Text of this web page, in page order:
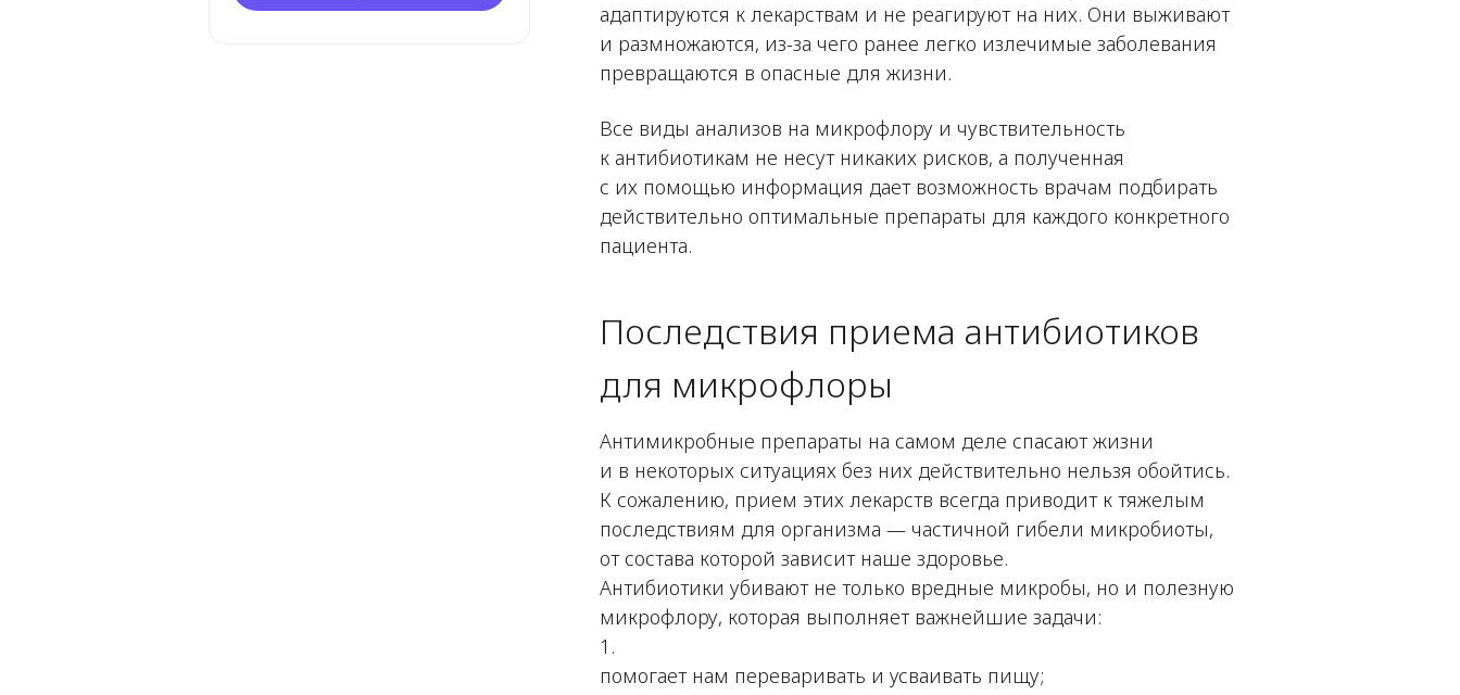
адаптируются к лекарствам и не реагируют на них. Они выживают
и размножаются, из-за чего ранее легко излечимые заболевания
превращаются в опасные для жизни.
Все виды анализов на микрофлору и чувствительность
к антибиотикам не несут никаких рисков, а полученная
с их помощью информация дает возможность врачам подбирать
действительно оптимальные препараты для каждого конкретного
пациента.
Последствия приема антибиотиков
для микрофлоры
Антимикробные препараты на самом деле спасают жизни
и в некоторых ситуациях без них действительно нельзя обойтись.
К сожалению, прием этих лекарств всегда приводит к тяжелым
последствиям для организма — частичной гибели микробиоты,
от состава которой зависит наше здоровье.
Антибиотики убивают не только вредные микробы, но и полезную
микрофлору, которая выполняет важнейшие задачи:
помогает нам переваривать и усваивать пищу;